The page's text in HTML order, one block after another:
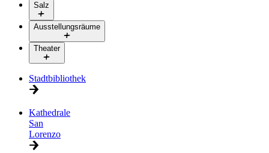
Salz
Ausstellungsräume
Theater
Stadtbibliothek
Kathedrale
San
Lorenzo